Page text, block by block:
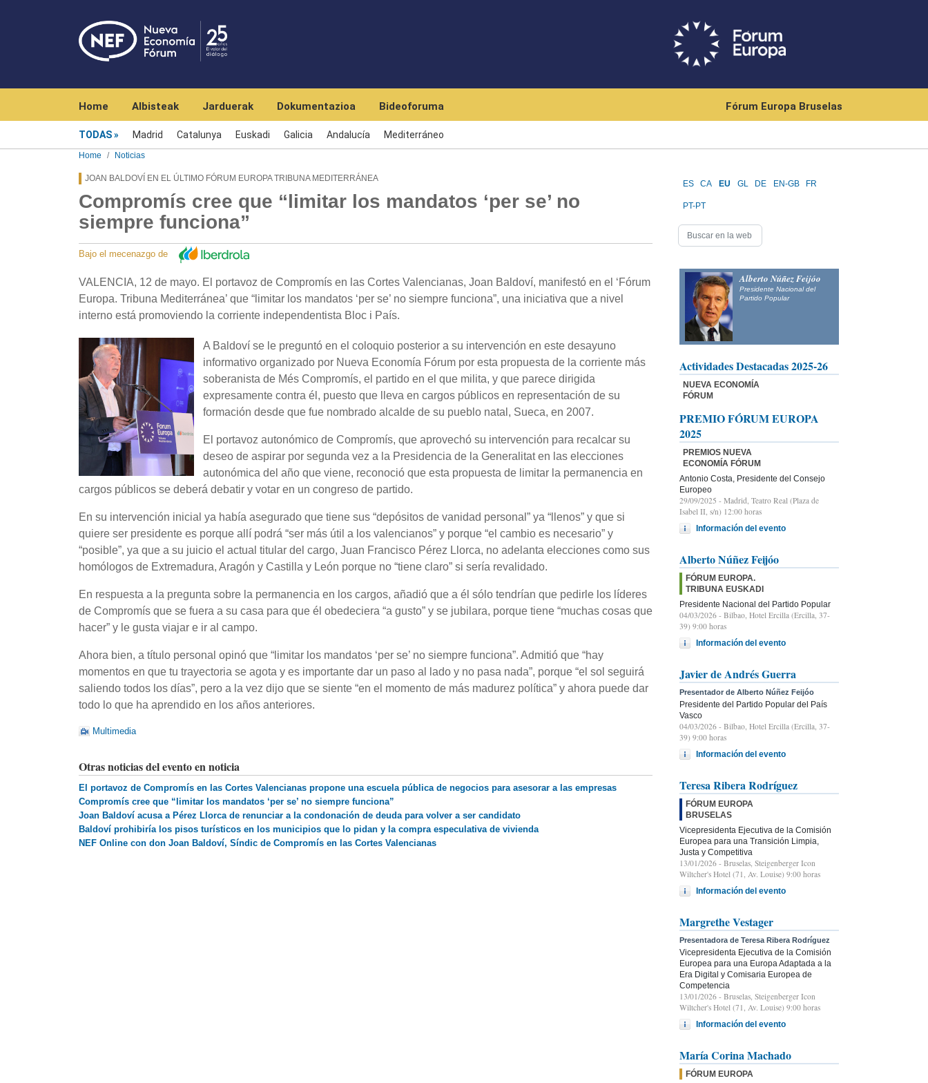
Home Albisteak Jarduerak Dokumentazioa Bideoforuma Fórum Europa Bruselas
TODAS Madrid Catalunya Euskadi Galicia Andalucía Mediterráneo
Home Noticias
JOAN BALDOVÍ EN EL ÚLTIMO FÓRUM EUROPA TRIBUNA MEDITERRÁNEA
Compromís cree que “limitar los mandatos ‘per se’ no
siempre funciona”
Bajo el mecenazgo de
VALENCIA, 12 de mayo. El portavoz de Compromís en las Cortes Valencianas, Joan Baldoví, manifestó en el ‘Fórum
Europa. Tribuna Mediterránea’ que “limitar los mandatos ‘per se’ no siempre funciona”, una iniciativa que a nivel
interno está promoviendo la corriente independentista Bloc i País.
A Baldoví se le preguntó en el coloquio posterior a su intervención en este desayuno
informativo organizado por Nueva Economía Fórum por esta propuesta de la corriente más
soberanista de Més Compromís, el partido en el que milita, y que parece dirigida
expresamente contra él, puesto que lleva en cargos públicos en representación de su
formación desde que fue nombrado alcalde de su pueblo natal, Sueca, en 2007.
El portavoz autonómico de Compromís, que aprovechó su intervención para recalcar su
deseo de aspirar por segunda vez a la Presidencia de la Generalitat en las elecciones
autonómica del año que viene, reconoció que esta propuesta de limitar la permanencia en
cargos públicos se deberá debatir y votar en un congreso de partido.
En su intervención inicial ya había asegurado que tiene sus “depósitos de vanidad personal” ya “llenos” y que si
quiere ser presidente es porque allí podrá “ser más útil a los valencianos” y porque “el cambio es necesario” y
“posible”, ya que a su juicio el actual titular del cargo, Juan Francisco Pérez Llorca, no adelanta elecciones como sus
homólogos de Extremadura, Aragón y Castilla y León porque no “tiene claro” si sería revalidado.
En respuesta a la pregunta sobre la permanencia en los cargos, añadió que a él sólo tendrían que pedirle los líderes
de Compromís que se fuera a su casa para que él obedeciera “a gusto” y se jubilara, porque tiene “muchas cosas que
hacer” y le gusta viajar e ir al campo.
Ahora bien, a título personal opinó que “limitar los mandatos ‘per se’ no siempre funciona”. Admitió que “hay
momentos en que tu trayectoria se agota y es importante dar un paso al lado y no pasa nada”, porque “el sol seguirá
saliendo todos los días”, pero a la vez dijo que se siente “en el momento de más madurez política” y ahora puede dar
todo lo que ha aprendido en los años anteriores.
Multimedia
Otras noticias del evento en noticia
El portavoz de Compromís en las Cortes Valencianas propone una escuela pública de negocios para asesorar a las empresas
Compromís cree que “limitar los mandatos ‘per se’ no siempre funciona”
Joan Baldoví acusa a Pérez Llorca de renunciar a la condonación de deuda para volver a ser candidato
Baldoví prohibiría los pisos turísticos en los municipios que lo pidan y la compra especulativa de vivienda
NEF Online con don Joan Baldoví, Síndic de Compromís en las Cortes Valencianas
ES CA EU GL DE EN-GB FR
PT-PT
Alberto Núñez Feijóo
Presidente Nacional del
Partido Popular
Actividades Destacadas 2025-26
NUEVA ECONOMÍA
FÓRUM
PREMIO FÓRUM EUROPA
2025
PREMIOS NUEVA
ECONOMÍA FÓRUM
Antonio Costa, Presidente del Consejo
Europeo
29/09/2025 - Madrid, Teatro Real (Plaza de
Isabel II, s/n) 12:00 horas
Información del evento
Alberto Núñez Feijóo
FÓRUM EUROPA.
TRIBUNA EUSKADI
Presidente Nacional del Partido Popular
04/03/2026 - Bilbao, Hotel Ercilla (Ercilla, 37-
39) 9:00 horas
Información del evento
Javier de Andrés Guerra
Presentador de Alberto Núñez Feijóo
Presidente del Partido Popular del País
Vasco
04/03/2026 - Bilbao, Hotel Ercilla (Ercilla, 37-
39) 9:00 horas
Información del evento
Teresa Ribera Rodríguez
FÓRUM EUROPA
BRUSELAS
Vicepresidenta Ejecutiva de la Comisión
Europea para una Transición Limpia,
Justa y Competitiva
13/01/2026 - Bruselas, Steigenberger Icon
Wiltcher's Hotel (71, Av. Louise) 9:00 horas
Información del evento
Margrethe Vestager
Presentadora de Teresa Ribera Rodríguez
Vicepresidenta Ejecutiva de la Comisión
Europea para una Europa Adaptada a la
Era Digital y Comisaria Europea de
Competencia
13/01/2026 - Bruselas, Steigenberger Icon
Wiltcher's Hotel (71, Av. Louise) 9:00 horas
Información del evento
María Corina Machado
FÓRUM EUROPA